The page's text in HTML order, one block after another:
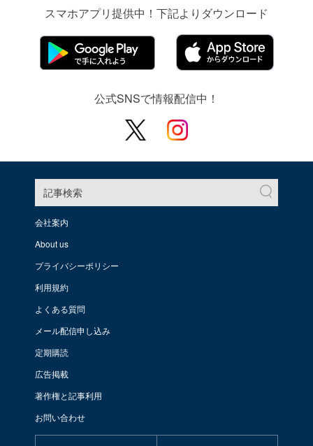
スマホアプリ提供中！下記よりダウンロード
公式SNSで情報配信中！
記事検索
会社案内
About us
プライバシーポリシー
利用規約
よくある質問
メール配信申し込み
定期購読
広告掲載
著作権と記事利用
お問い合わせ